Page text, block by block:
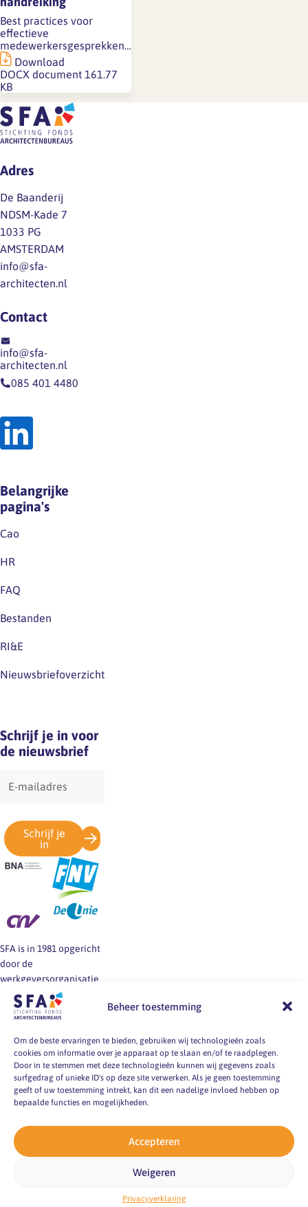
Beheer toestemming
Om de beste ervaringen te bieden, gebruiken wij technologieën zoals
cookies om informatie over je apparaat op te slaan en/of te raadplegen.
Door in te stemmen met deze technologieën kunnen wij gegevens zoals
surfgedrag of unieke ID's op deze site verwerken. Als je geen toestemming
geeft of uw toestemming intrekt, kan dit een nadelige invloed hebben op
bepaalde functies en mogelijkheden.
Accepteren
Weigeren
Privacyverklaring
Best practices voor
effectieve
medewerkersgesprekken…
Download
DOCX document 161.77
KB
Adres
De Baanderij
NDSM-Kade 7
1033 PG
AMSTERDAM
info@sfa-
architecten.nl
Contact
info@sfa-
architecten.nl
085 401 4480
Belangrijke
pagina's
Cao
HR
FAQ
Bestanden
RI&E
Nieuwsbriefoverzicht
Schrijf je in voor
de nieuwsbrief
mailadres
Schrijf je
in
SFA is in 1981 opgericht
door de
werkgeversorganisatie
BNA en de vakbonden
FNV, CNV en De Unie.
werkgevers en
werknemers van
architectenbureaus bij
vragen over
arbeidsvoorwaarden, -
omstandigheden.